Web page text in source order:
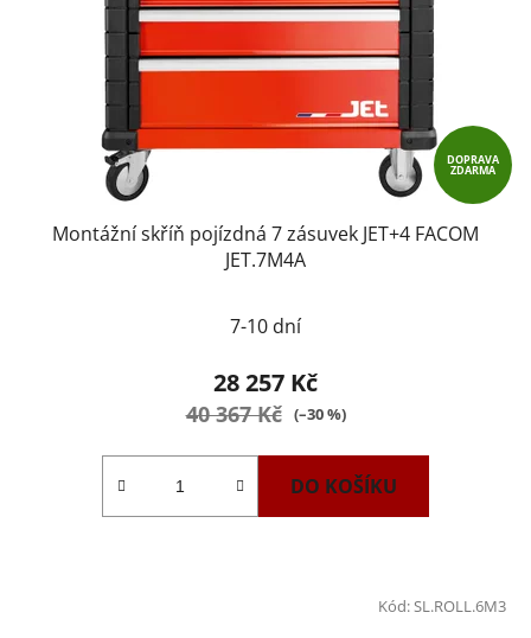
DOPRAVA
ZDARMA
Montážní skříň pojízdná 7 zásuvek JET+4 FACOM
JET.7M4A
7-10 dní
28 257 Kč
40 367 Kč (–30 %)
DO KOŠÍKU
Kód: SL.ROLL.6M3